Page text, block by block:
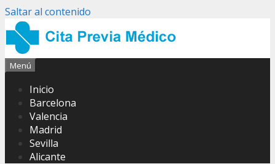
Saltar al contenido
Menú
Inicio
Barcelona
Valencia
Madrid
Sevilla
Alicante